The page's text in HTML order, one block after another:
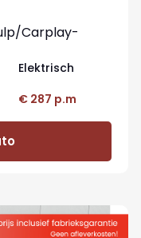
Carplay-
Elektrisch
€ 287 p.m